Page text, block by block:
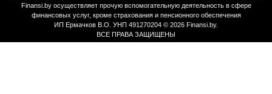
Finansi.by осуществляет прочую вспомогательную деятельность в сфере
финансовых услуг, кроме страхования и пенсионного обеспечения
ИП Ермачков В.О. УНП 491270204 © 2026 Finansi.by.
ВСЕ ПРАВА ЗАЩИЩЕНЫ